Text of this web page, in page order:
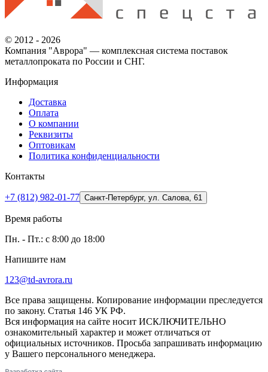
© 2012 - 2026
Компания "Аврора" — комплексная система поставок
металлопроката по России и СНГ.
Информация
Доставка
Оплата
О компании
Реквизиты
Оптовикам
Политика конфиденциальности
Контакты
+7 (812) 982-01-77 Санкт-Петербург, ул. Салова, 61
Время работы
Пн. - Пт.: с 8:00 до 18:00
Напишите нам
123@td-avrora.ru
Все права защищены. Копирование информации преследуется
по закону. Статья 146 УК РФ.
Вся информация на сайте носит ИСКЛЮЧИТЕЛЬНО
ознакомительный характер и может отличаться от
официальных источников. Просьба запрашивать информацию
у Вашего персонального менеджера.